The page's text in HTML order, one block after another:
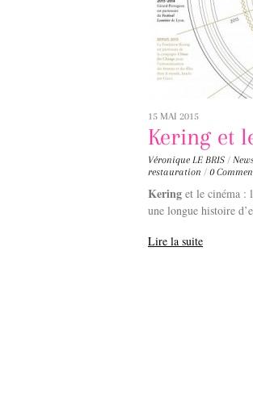
15 MAI 2015
Kering et
Véronique LE BRIS /
restauration / 0
Kering et le cinéma :
une longue histoire
Lire la suite